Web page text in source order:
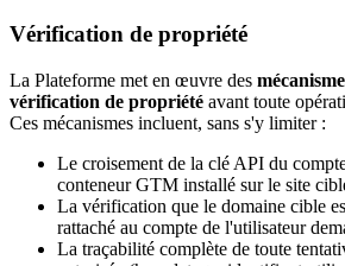
Vérification de propriété
La Plateforme met en œuvre des
vérification de propriété avant toute
Ces mécanismes incluent, sans s'y limiter :
Le croisement de la clé API du
conteneur GTM installé sur le site
La vérification que le domaine cible
rattaché au compte de l'utilisateur
La traçabilité complète de toute